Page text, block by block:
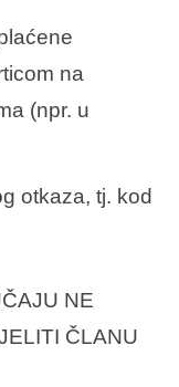
na
(npr. u
otkaza, tj. kod
NE
ČLANU